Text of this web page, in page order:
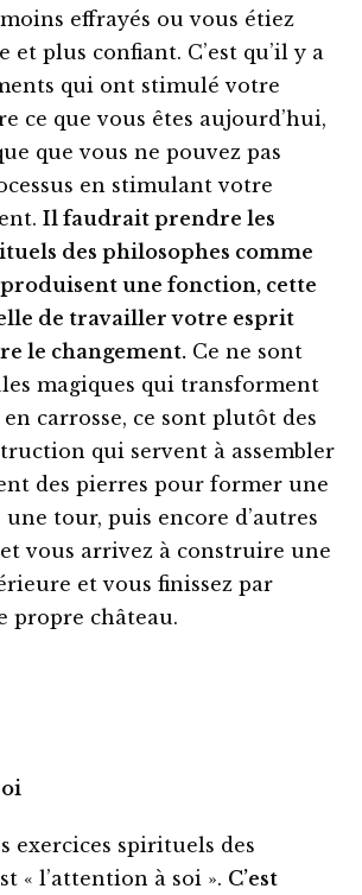
effrayés ou vous étiez
et plus confiant. C’est qu’il y a
qui ont stimulé votre
ce que vous êtes aujourd’hui,
que vous ne pouvez pas
en stimulant votre
Il faudrait prendre les
des philosophes comme
une fonction, cette
de travailler votre esprit
le changement. Ce ne sont
magiques qui transforment
carrosse, ce sont plutôt des
qui servent à assembler
des pierres pour former une
tour, puis encore d’autres
vous arrivez à construire une
et vous finissez par
propre château.
exercices spirituels des
« l’attention à soi ». C’est